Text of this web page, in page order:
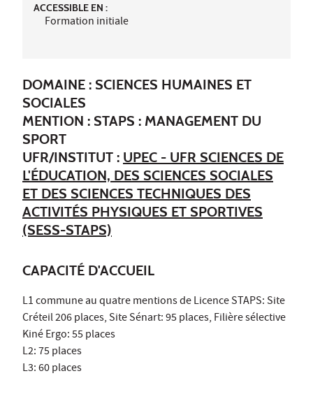
ACCESSIBLE EN :
Formation initiale
DOMAINE : SCIENCES HUMAINES ET
SOCIALES
MENTION : STAPS : MANAGEMENT DU
SPORT
UFR/INSTITUT : UPEC - UFR SCIENCES DE
L'ÉDUCATION, DES SCIENCES SOCIALES
ET DES SCIENCES TECHNIQUES DES
ACTIVITÉS PHYSIQUES ET SPORTIVES
(SESS-STAPS)
CAPACITÉ D'ACCUEIL
L1 commune au quatre mentions de Licence STAPS: Site
Créteil 206 places, Site Sénart: 95 places, Filière sélective
Kiné Ergo: 55 places
L2: 75 places
L3: 60 places